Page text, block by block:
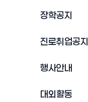
장학공지
진로취업공지
행사안내
대외활동